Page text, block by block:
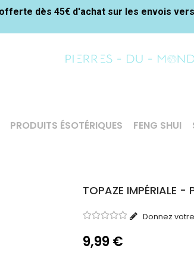
dès 45€ d'achat sur les envois
PRODUITS ÉSOTÉRIQUES FENG SHUI
TOPAZE IMPÉRIALE -
Donnez
9,99 €